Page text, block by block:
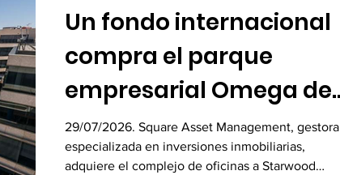
Un fondo internacional
compra el parque
empresarial Omega de
Alcobendas por 104
millones
29/07/2026. Square Asset Management, gestora
especializada en inversiones inmobiliarias,
adquiere el complejo de oficinas a Starwood